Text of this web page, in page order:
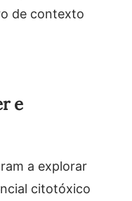
de contexto
e
a explorar
citotóxico